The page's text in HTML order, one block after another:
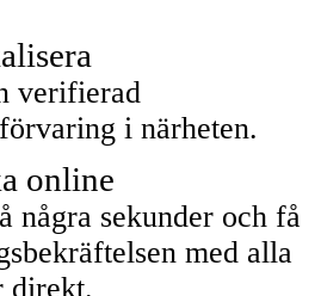
verifierad
i närheten.
online
några sekunder och få
med alla
direkt.